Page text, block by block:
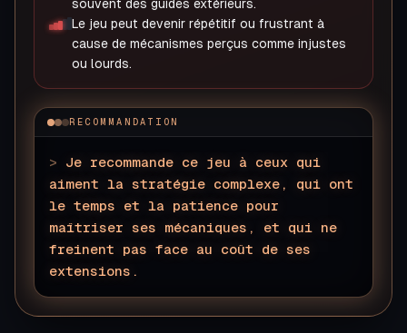
souvent des guides extérieurs.
Le jeu peut devenir répétitif ou frustrant à
cause de mécanismes perçus comme injustes
ou lourds.
RECOMMANDATION
> Je recommande ce jeu à ceux qui
aiment la stratégie complexe, qui ont
le temps et la patience pour
maîtriser ses mécaniques, et qui ne
freinent pas face au coût de ses
extensions.